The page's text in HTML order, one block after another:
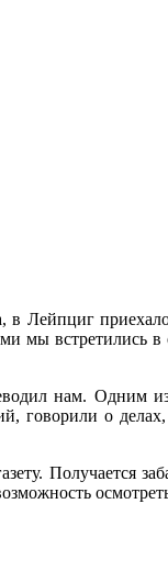
Лейпциг
мы
нам. Одним
о
Получается